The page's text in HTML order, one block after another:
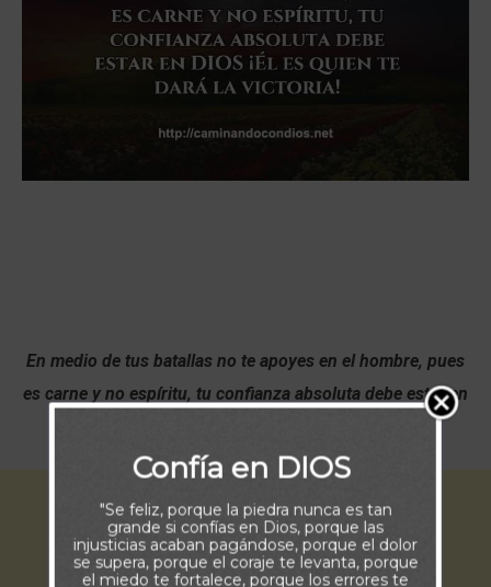
En medio de tus batallas no te apoyes en el hombre, pues
es carne y no espíritu, tu confianza absoluta debe estar en
Confía en DIOS
"Se feliz, porque la piedra nunca es tan
grande si confías en Dios, porque las
injusticias acaban pagándose, porque el dolor
se supera, porque el coraje te levanta, porque
el miedo te fortalece, porque los errores te